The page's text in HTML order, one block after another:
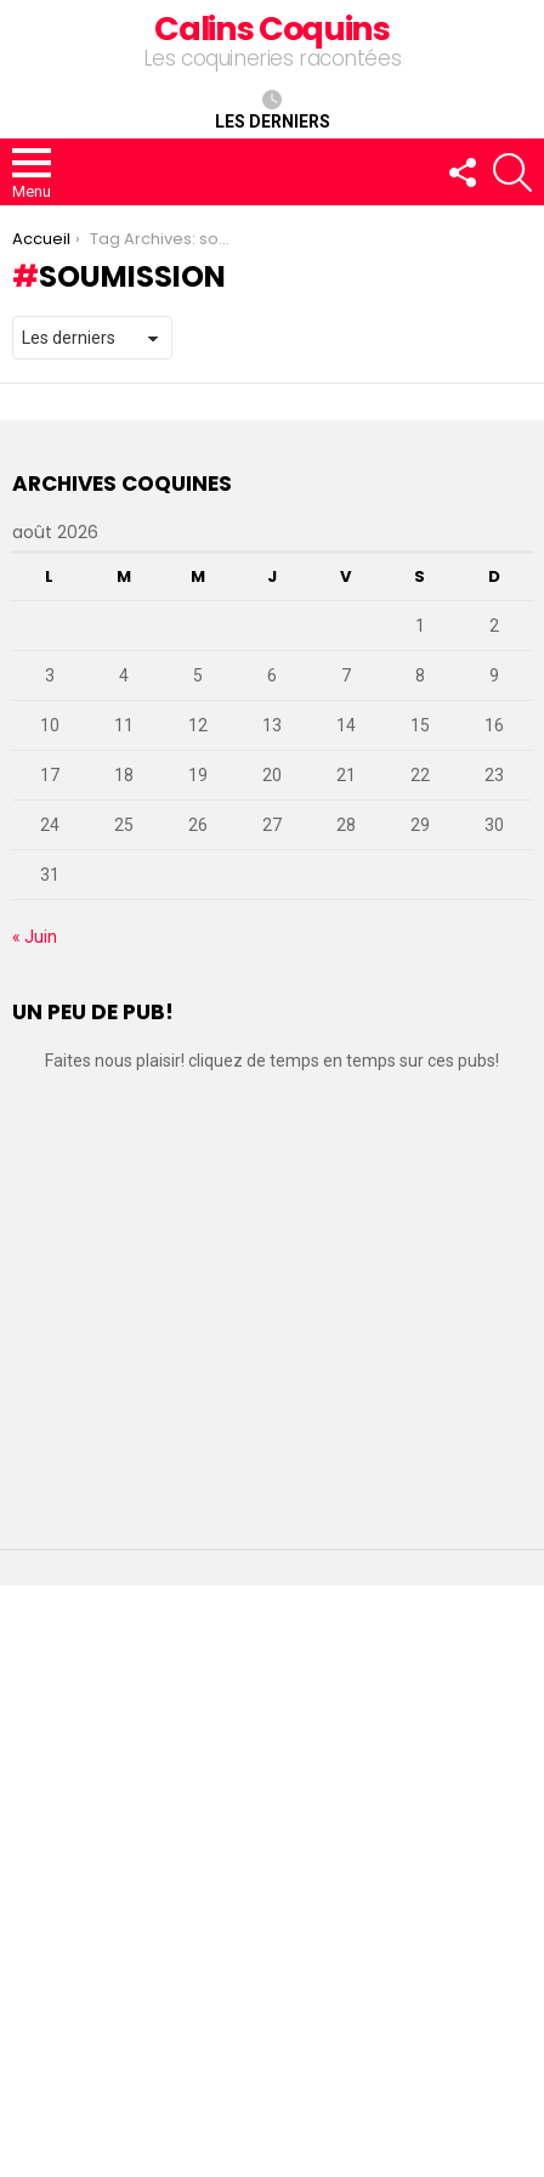
Calins Coquins
Les coquineries racontées
LES DERNIERS
Menu
FOLLOW
US
You are here:
Accueil Tag Archives: soumission
SOUMISSION
ARCHIVES COQUINES
août 2026
L M M J V S D
1 2
3 4 5 6 7 8 9
10 11 12 13 14 15 16
17 18 19 20 21 22 23
24 25 26 27 28 29 30
31
« Juin
UN PEU DE PUB!
Faites nous plaisir! cliquez de temps en temps sur ces pubs!